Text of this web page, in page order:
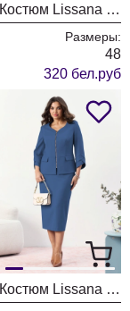
Костюм Lissana 5000
Размеры:
48
320 бел.руб
Костюм Lissana 5009